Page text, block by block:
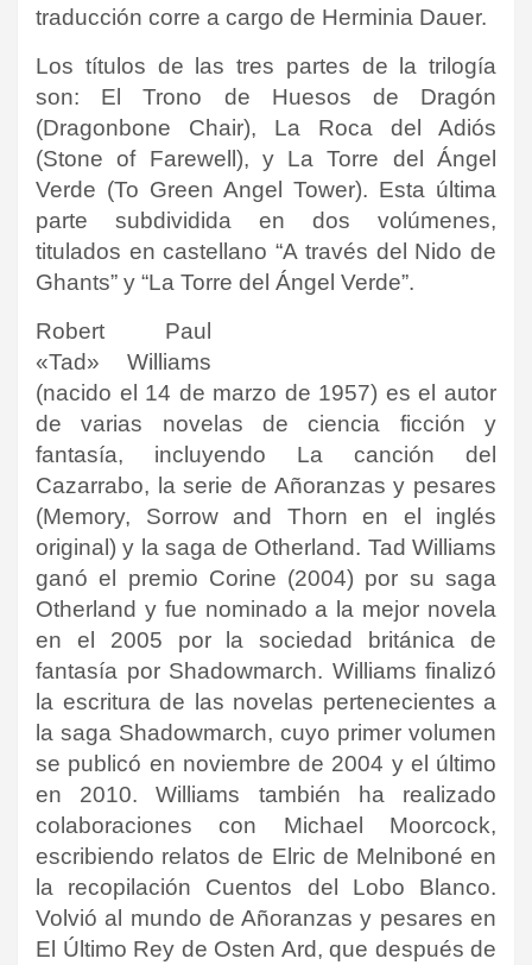
traducción corre a cargo de Herminia Dauer.
Los títulos de las tres partes de la trilogía
son: El Trono de Huesos de Dragón
(Dragonbone Chair), La Roca del Adiós
(Stone of Farewell), y La Torre del Ángel
Verde (To Green Angel Tower). Esta última
parte subdividida en dos volúmenes,
titulados en castellano “A través del Nido de
Ghants” y “La Torre del Ángel Verde”.
Robert Paul
«Tad» Williams
(nacido el 14 de marzo de 1957) es el autor
de varias novelas de ciencia ficción y
fantasía, incluyendo La canción del
Cazarrabo, la serie de Añoranzas y pesares
(Memory, Sorrow and Thorn en el inglés
original) y la saga de Otherland. Tad Williams
ganó el premio Corine (2004)​ por su saga
Otherland y fue nominado a la mejor novela
en el 2005 por la sociedad británica de
fantasía por Shadowmarch. Williams finalizó
la escritura de las novelas pertenecientes a
la saga Shadowmarch, cuyo primer volumen
se publicó en noviembre de 2004 y el último
en 2010. Williams también ha realizado
colaboraciones con Michael Moorcock,
escribiendo relatos de Elric de Melniboné en
la recopilación Cuentos del Lobo Blanco.
Volvió al mundo de Añoranzas y pesares en
El Último Rey de Osten Ard, que después de